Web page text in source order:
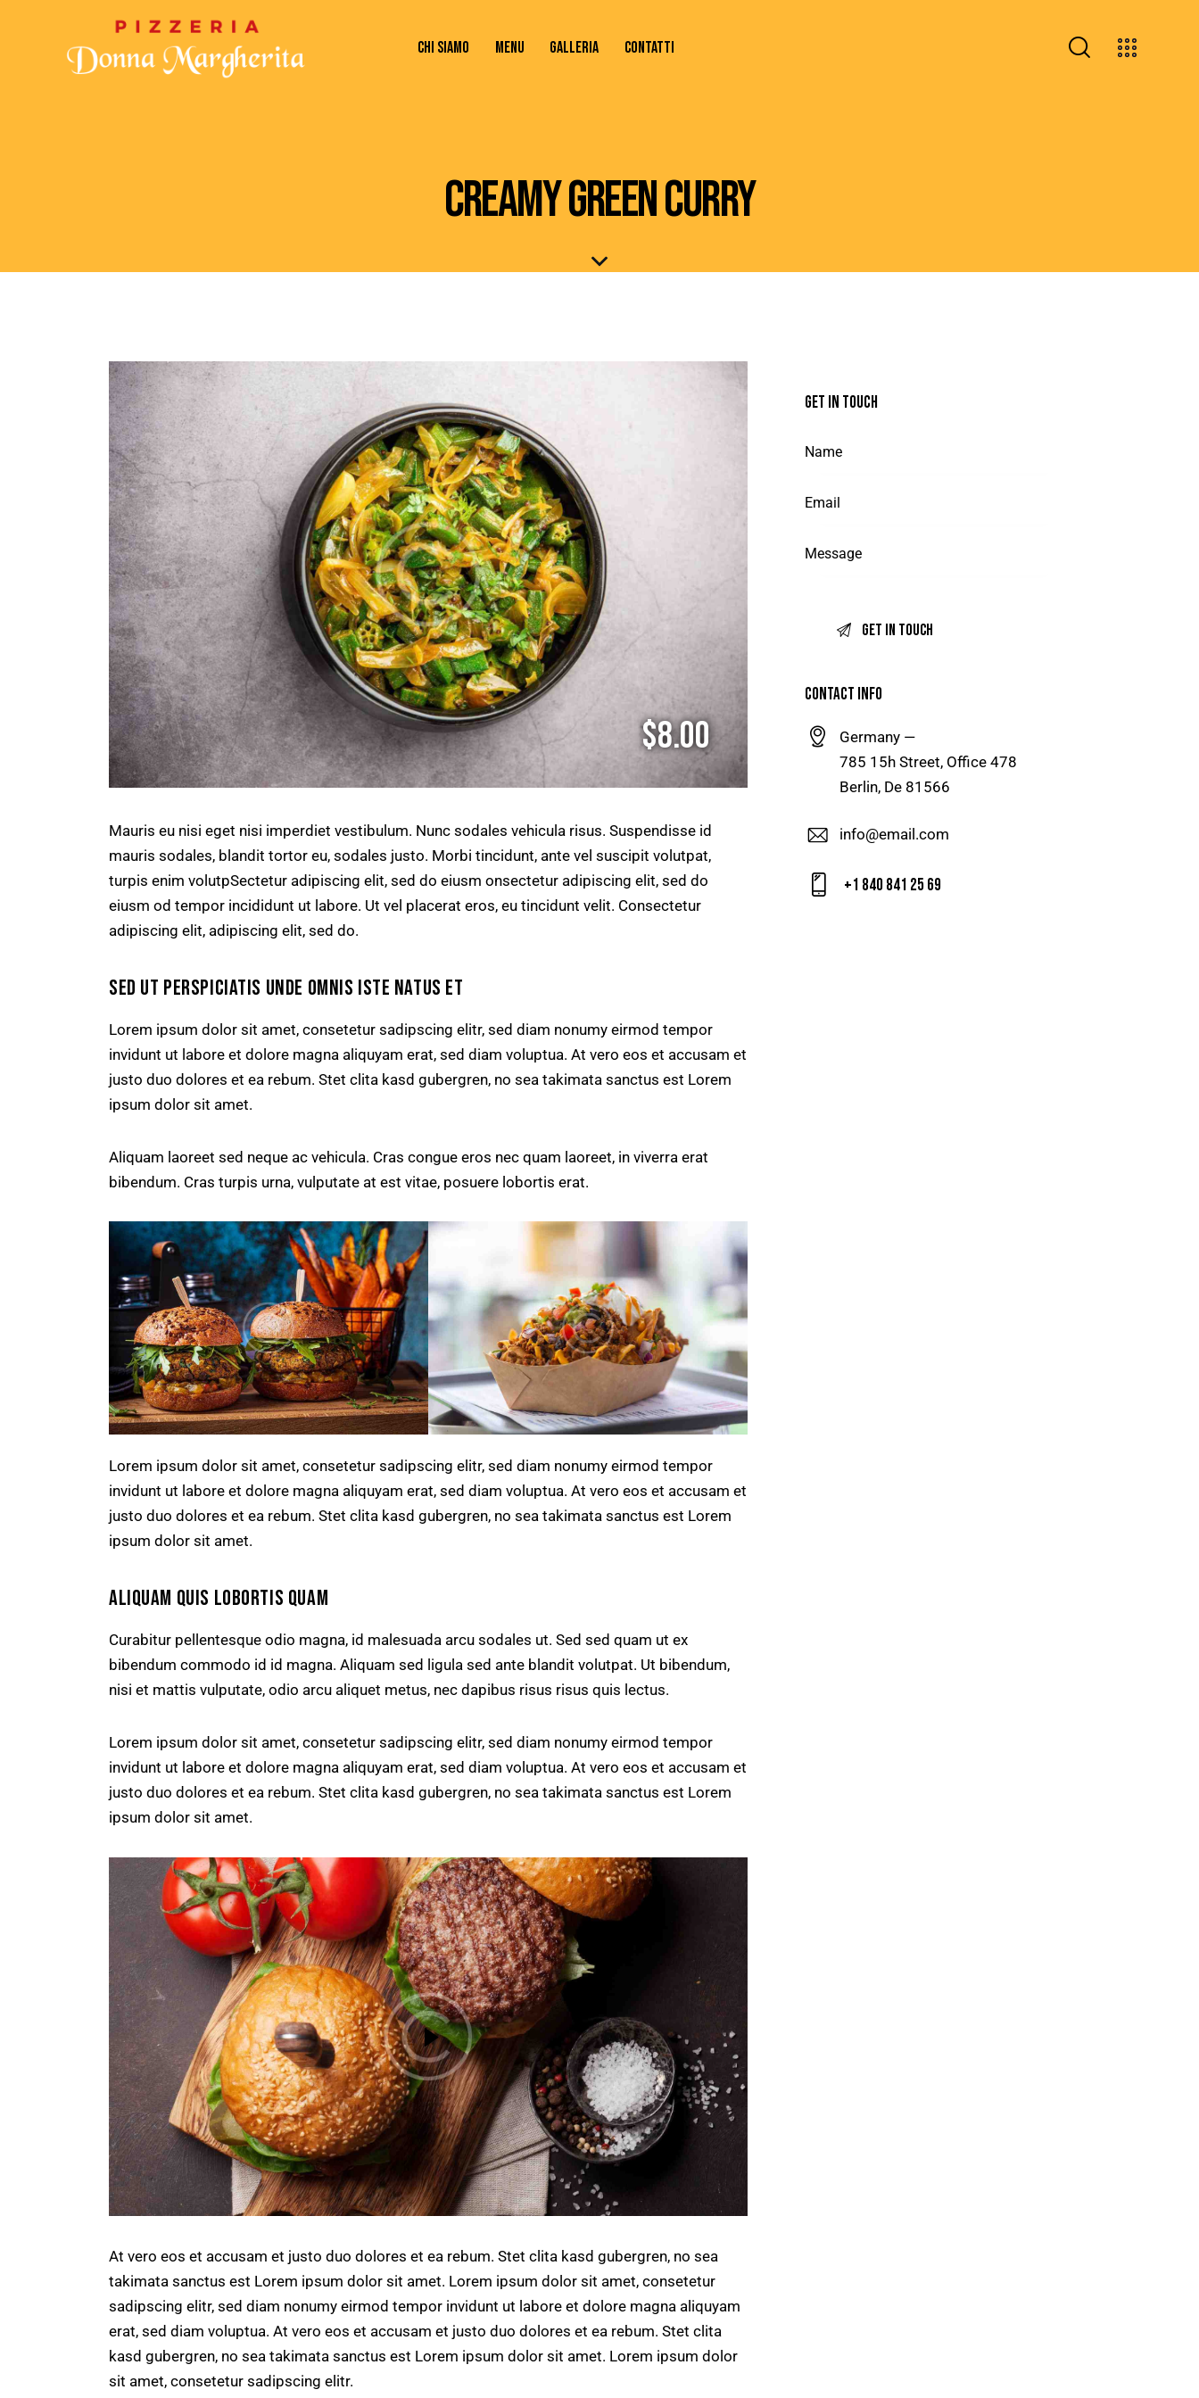
CHI SIAMO MENU GALLERIA CONTATTI
CREAMY GREEN CURRY
$8.00
Mauris eu nisi eget nisi imperdiet vestibulum. Nunc sodales vehicula risus. Suspendisse id
mauris sodales, blandit tortor eu, sodales justo. Morbi tincidunt, ante vel suscipit volutpat,
turpis enim volutpSectetur adipiscing elit, sed do eiusm onsectetur adipiscing elit, sed do
eiusm od tempor incididunt ut labore. Ut vel placerat eros, eu tincidunt velit. Consectetur
adipiscing elit, adipiscing elit, sed do.
SED UT PERSPICIATIS UNDE OMNIS ISTE NATUS ET
Lorem ipsum dolor sit amet, consetetur sadipscing elitr, sed diam nonumy eirmod tempor
invidunt ut labore et dolore magna aliquyam erat, sed diam voluptua. At vero eos et accusam et
justo duo dolores et ea rebum. Stet clita kasd gubergren, no sea takimata sanctus est Lorem
ipsum dolor sit amet.
Aliquam laoreet sed neque ac vehicula. Cras congue eros nec quam laoreet, in viverra erat
bibendum. Cras turpis urna, vulputate at est vitae, posuere lobortis erat.
Lorem ipsum dolor sit amet, consetetur sadipscing elitr, sed diam nonumy eirmod tempor
invidunt ut labore et dolore magna aliquyam erat, sed diam voluptua. At vero eos et accusam et
justo duo dolores et ea rebum. Stet clita kasd gubergren, no sea takimata sanctus est Lorem
ipsum dolor sit amet.
ALIQUAM QUIS LOBORTIS QUAM
Curabitur pellentesque odio magna, id malesuada arcu sodales ut. Sed sed quam ut ex
bibendum commodo id id magna. Aliquam sed ligula sed ante blandit volutpat. Ut bibendum,
nisi et mattis vulputate, odio arcu aliquet metus, nec dapibus risus risus quis lectus.
Lorem ipsum dolor sit amet, consetetur sadipscing elitr, sed diam nonumy eirmod tempor
invidunt ut labore et dolore magna aliquyam erat, sed diam voluptua. At vero eos et accusam et
justo duo dolores et ea rebum. Stet clita kasd gubergren, no sea takimata sanctus est Lorem
ipsum dolor sit amet.
At vero eos et accusam et justo duo dolores et ea rebum. Stet clita kasd gubergren, no sea
takimata sanctus est Lorem ipsum dolor sit amet. Lorem ipsum dolor sit amet, consetetur
sadipscing elitr, sed diam nonumy eirmod tempor invidunt ut labore et dolore magna aliquyam
erat, sed diam voluptua. At vero eos et accusam et justo duo dolores et ea rebum. Stet clita
kasd gubergren, no sea takimata sanctus est Lorem ipsum dolor sit amet. Lorem ipsum dolor
sit amet, consetetur sadipscing elitr.
GET IN TOUCH
CONTACT INFO
Germany —
785 15h Street, Office 478
Berlin, De 81566
info@email.com
+1 840 841 25 69